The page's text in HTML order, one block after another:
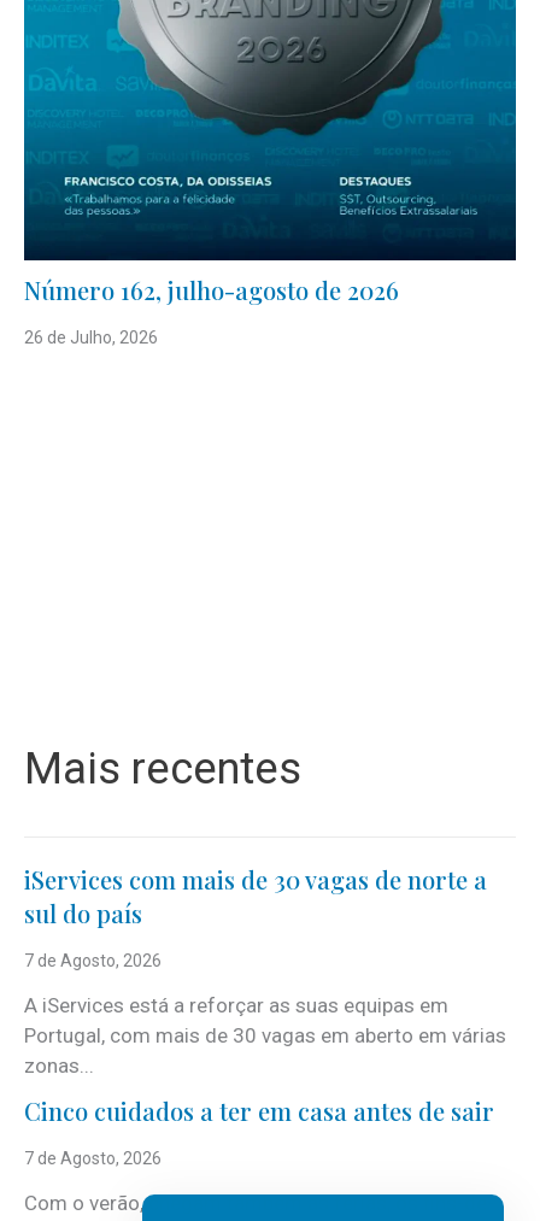
Número 162, julho-agosto de 2026
26 de Julho, 2026
Mais recentes
iServices com mais de 30 vagas de norte a
sul do país
7 de Agosto, 2026
A iServices está a reforçar as suas equipas em
Portugal, com mais de 30 vagas em aberto em várias
zonas...
Cinco cuidados a ter em casa antes de sair
7 de Agosto, 2026
Com o verão, chegam também as férias, os fins-de-